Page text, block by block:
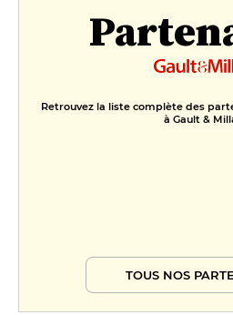
Retrouvez la liste complète des
à Gault &
TOUS NOS